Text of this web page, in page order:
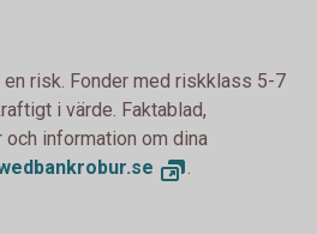
risk. Fonder med riskklass 5-7
i värde. Faktablad,
information om dina
.